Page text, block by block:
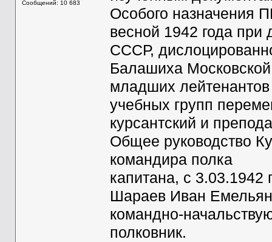
Сообщений: 10 683
Особого назначения
весной 1942 года
СССР,
Балашиха
младших лейтенантов
учебных групп
курсантский и
Общее руководство
командира полка
капитана, с
Шараев Иван
командно-
полковник.